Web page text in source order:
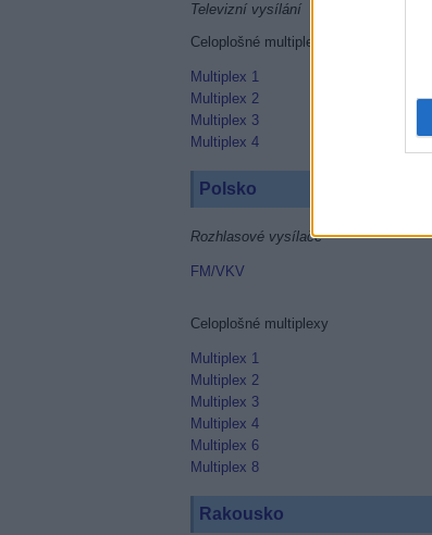
Televizní vysílání
Celoplošné multiplexy
Multiplex 1
Multiplex 2
Multiplex 3
Multiplex 4
Polsko
Rozhlasové vysílače
FM/VKV
Celoplošné multiplexy
Multiplex 1
Multiplex 2
Multiplex 3
Multiplex 4
Multiplex 6
Multiplex 8
Rakousko